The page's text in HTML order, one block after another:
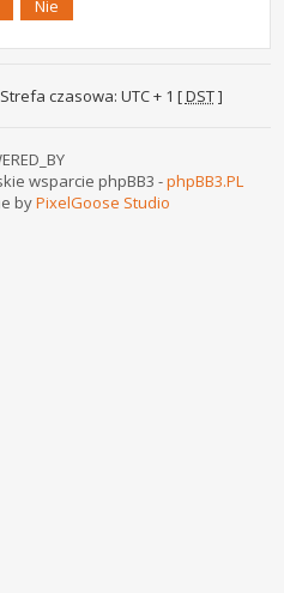
Strefa czasowa: UTC + 1 [DST]
wsparcie phpBB3 -phpBB3.PL
byPixelGoose Studio